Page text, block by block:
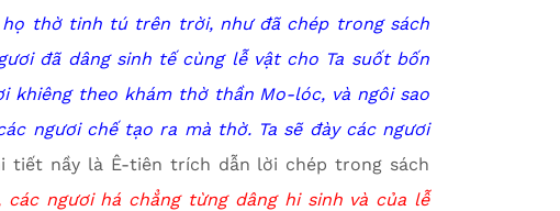
thờ tinh tú trên trời, như đã chép trong sách
đã dâng sinh tế cùng lễ vật cho Ta suốt bốn
khiêng theo khám thờ thần Mo-lóc, và ngôi sao
ngươi chế tạo ra mà thờ. Ta sẽ đày các ngươi
tiết nầy là Ê-tiên trích dẫn lời chép trong sách
các ngươi há chẳng từng dâng hi sinh và của lễ